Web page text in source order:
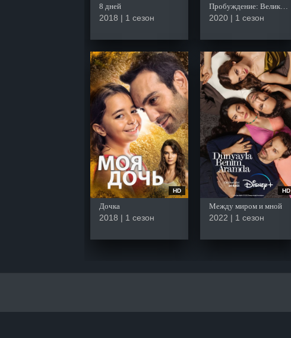
8 дней
2018 | 1 сезон
Пробуждение: Великие Сельджуки
2020 | 1 сезон
HD
Дочка
2018 | 1 сезон
HD
Между миром и мной
2022 | 1 сезон